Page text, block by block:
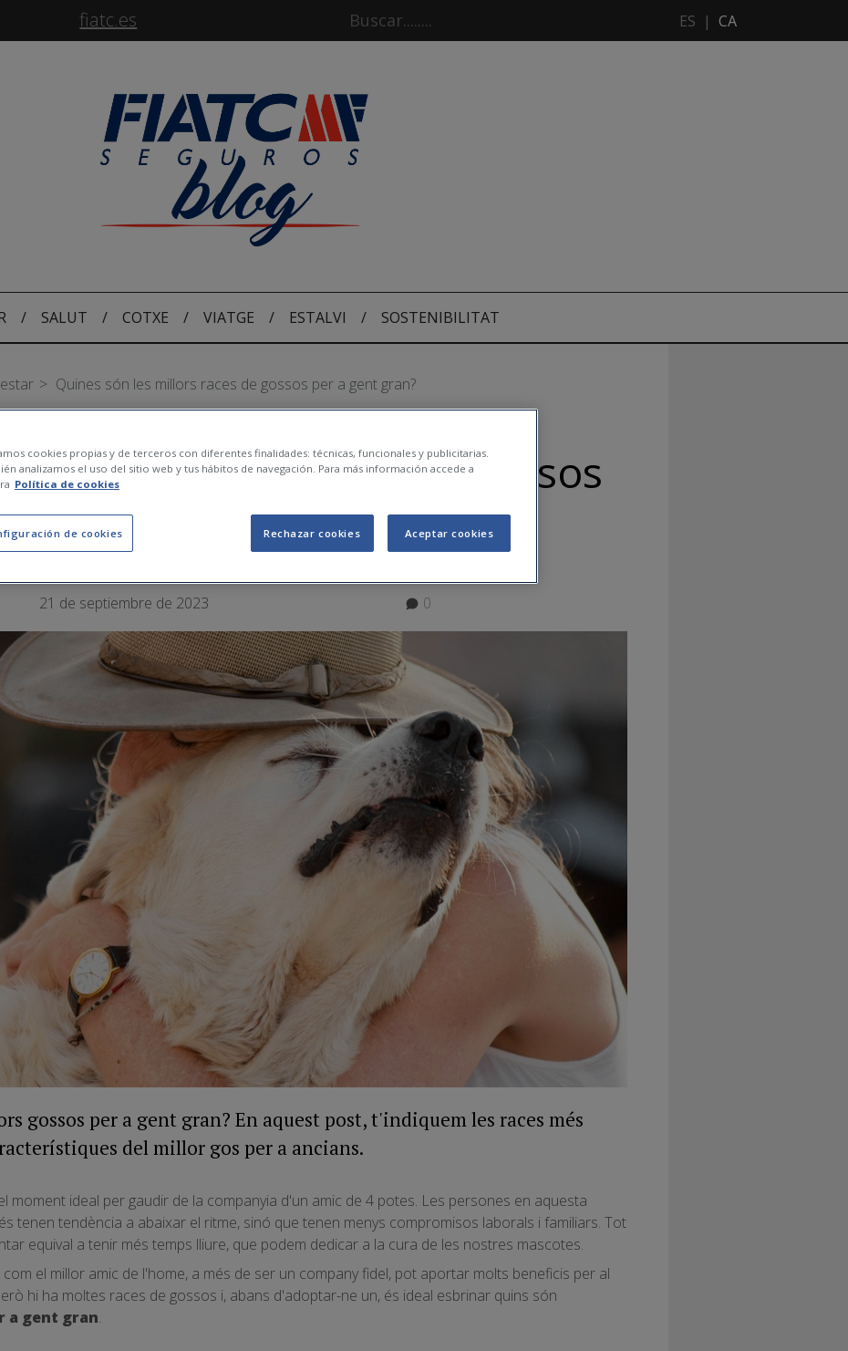
fiatc.es ES | CA
/ SALUT / COTXE / VIATGE / ESTALVI / SOSTENIBILITAT
Quines són les millors races de gossos per a gent gran?
les millors races de gossos
gran?
21 de septiembre de 2023 0
gossos per a gent gran? En aquest post, t'indiquem les races més
del millor gos per a ancians.
moment ideal per gaudir de la companyia d'un amic de 4 potes. Les persones en aquesta
tenen tendència a abaixar el ritme, sinó que tenen menys compromisos laborals i familiars. Tot
equival a tenir més temps lliure, que podem dedicar a la cura de les nostres mascotes.
el millor amic de l'home, a més de ser un company fidel, pot aportar molts beneficis per al
hi ha moltes races de gossos i, abans d'adoptar-ne un, és ideal esbrinar quins són
a gent gran.
cookies propias y de terceros con diferentes finalidades: técnicas, funcionales y publicitarias.
analizamos el uso del sitio web y tus hábitos de navegación. Para más información accede a
Política de cookies
de cookies Rechazar cookies Aceptar cookies